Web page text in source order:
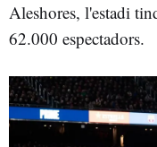
Aleshores, l'estadi
62.000 espectadors.